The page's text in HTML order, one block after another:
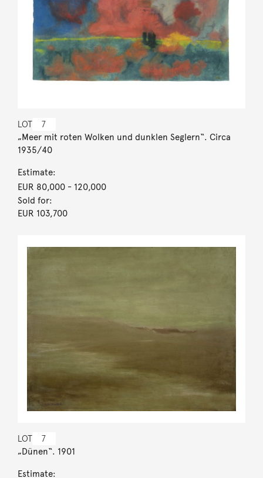
LOT 7
„Meer mit roten Wolken und dunklen Seglern“. Circa
1935/40
Estimate:
EUR 80,000- 120,000
Sold for:
EUR 103,700
LOT 7
„Dünen“. 1901
Estimate: